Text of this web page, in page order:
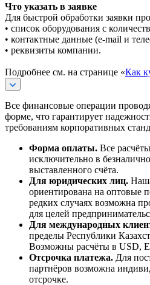
Что указать в заявке
Для быстрой обработки заявки
• список оборудования с
• контактные данные (e-mail и
• реквизиты компании.
Подробнее см. на странице «Как
Все финансовые операции
форме, что гарантирует
требованиям корпоративных
Форма оплаты. Все
исключительно в
выставленного счёта.
Для юридических лиц.
ориентирована на оптовые
редких случаях возможна
для целей
Для международных
пределы Республики
Возможны расчёты в USD,
Отсрочка платежа. Для
партнёров возможна
отсрочке.